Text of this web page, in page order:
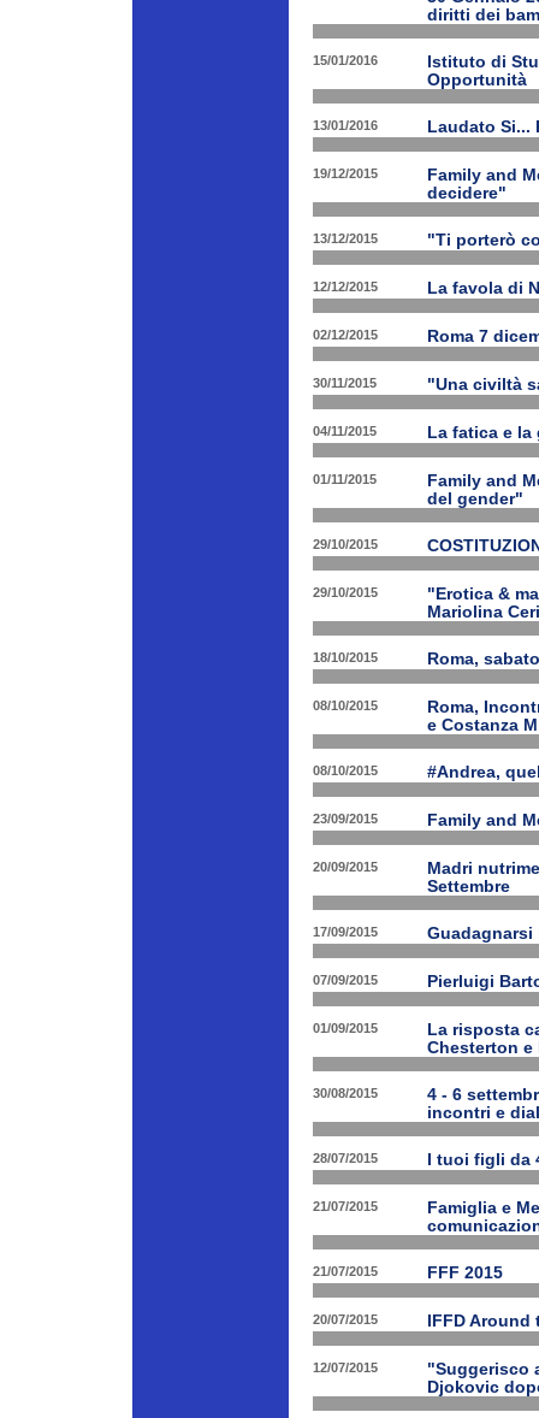
diritti dei
15/01/2016
Istituto di
Opportunità
13/01/2016 Laudato Si...
19/12/2015
Family and
decidere"
13/12/2015 "Ti porterò
12/12/2015 La favola di
02/12/2015 Roma 7
30/11/2015 "Una civiltà
04/11/2015 La fatica e
01/11/2015
Family and
del gender"
29/10/2015
29/10/2015
"Erotica &
Mariolina
18/10/2015 Roma,
08/10/2015
Roma,
e Costanza
08/10/2015 #Andrea,
23/09/2015 Family and
20/09/2015
Madri
Settembre
17/09/2015
07/09/2015 Pierluigi
01/09/2015
La risposta
Chesterton e
30/08/2015
4 - 6
incontri e
28/07/2015 I tuoi figli da
21/07/2015
Famiglia e
21/07/2015 FFF 2015
20/07/2015 IFFD
12/07/2015
"Suggerisco
Djokovic